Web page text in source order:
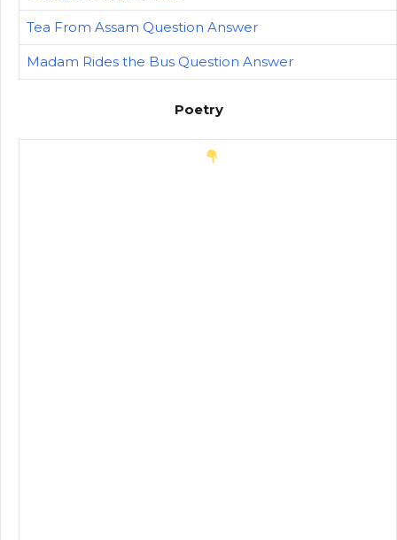
Tea From Assam Question Answer
Madam Rides the Bus Question Answer
Poetry